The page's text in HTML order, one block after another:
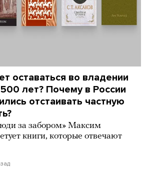
оставаться во владении
лет? Почему в России
отстаивать частную
за забором» Максим
книги, которые отвечают